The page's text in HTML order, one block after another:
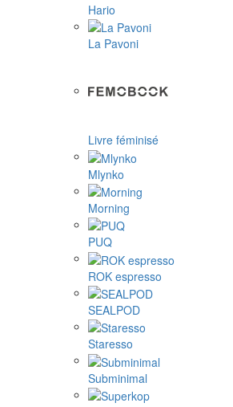
Hario
La Pavoni
Livre féminisé
Mlynko
Morning
PUQ
ROK espresso
SEALPOD
Staresso
Subminimal